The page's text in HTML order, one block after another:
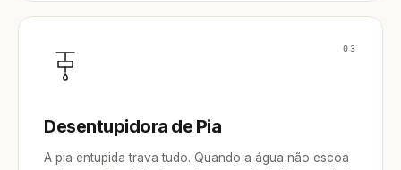
03
Desentupidora de Pia
A pia entupida trava tudo. Quando a água não escoa